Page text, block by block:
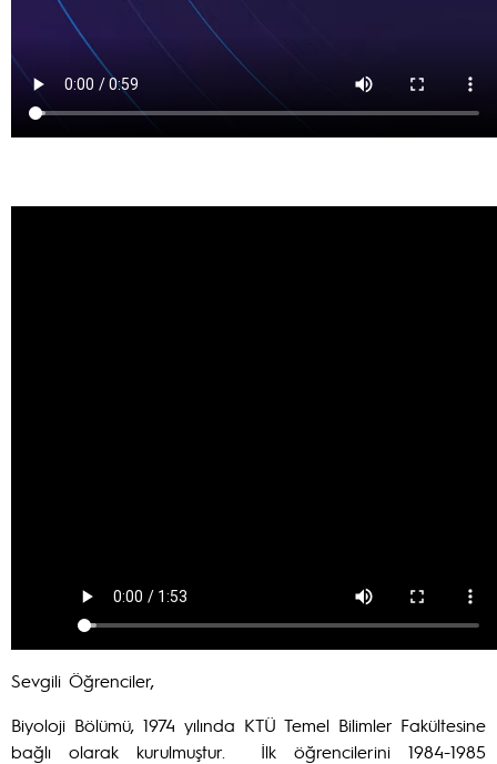
Sevgili Öğrenciler,
Biyoloji Bölümü, 1974 yılında KTÜ Temel Bilimler Fakültesine
bağlı olarak kurulmuştur. İlk öğrencilerini 1984-1985